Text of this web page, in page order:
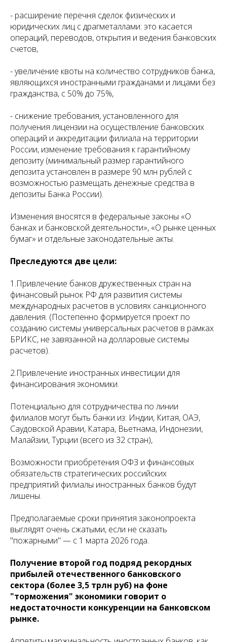
- расширение перечня сделок физических и
юридических лиц с драгметаллами: это касается
операций, переводов, открытия и ведения банковских
счетов,
- увеличение квоты на количество сотрудников банка,
являющихся иностранными гражданами и лицами без
гражданства, с 50% до 75%,
- снижение требования, установленного для
получения лицензии на осуществление банковских
операций и аккредитации филиала на территории
России, изменение требования к гарантийному
депозиту (минимальный размер гарантийного
депозита установлен в размере 90 млн рублей с
возможностью размещать денежные средства в
депозиты Банка России).
Изменения вносятся в федеральные законы «О
банках и банковской деятельности», «О рынке ценных
бумаг» и отдельные законодательные акты.
Преследуются две цели:
1.Привлечение банков дружественных стран на
финансовый рынок РФ для развития системы
международных расчетов в условиях санкционного
давления. (Постепенно формируется проект по
созданию системы универсальных расчетов в рамках
БРИКС, не завязанной на долларовые системы
расчетов).
2.Привлечение иностранных инвестиции для
финансирования экономики.
Потенциально для сотрудничества по линии
филиалов могут быть банки из: Индии, Китая, ОАЭ,
Саудовской Аравии, Катара, Вьетнама, Индонезии,
Малайзии, Турции (всего из 32 стран),
Возможности приобретения ОФЗ и финансовых
обязательств стратегических российских
предприятий филиалы иностранных банков будут
лишены.
Предполагаемые сроки принятия законопроекта
выглядят очень сжатыми, если не сказать
"пожарными" — с 1 марта 2026 года.
Получение второй год подряд рекордных
прибылей отечественного банковского
сектора (более 3,5 трлн руб) на фоне
"торможения" экономики говорит о
недостаточности конкуренции на банковском
рынке.